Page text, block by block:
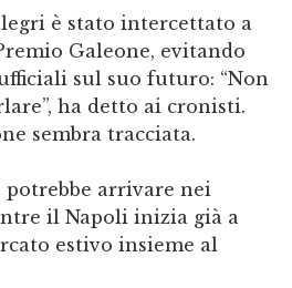
è stato intercettato a
Galeone, evitando
sul suo futuro: “Non
ha detto ai cronisti.
sembra tracciata.
potrebbe arrivare nei
il Napoli inizia già a
estivo insieme al